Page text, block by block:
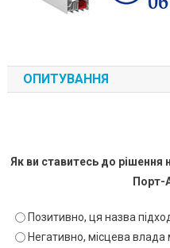
ОПИТУВАННЯ
Як ви ставитесь до
Порт-
Позитивно, ця назва
Негативно, місцева влада